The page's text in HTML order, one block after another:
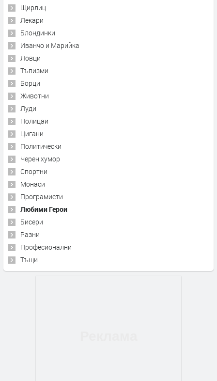
Щирлиц
Лекари
Блондинки
Иванчо и Марийка
Ловци
Тъпизми
Борци
Животни
Луди
Полицаи
Цигани
Политически
Черен хумор
Спортни
Монаси
Програмисти
Любими Герои
Бисери
Разни
Професионални
Тъщи